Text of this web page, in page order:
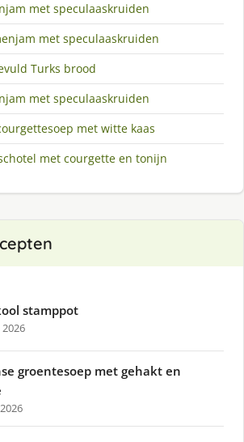
met speculaaskruiden
met speculaaskruiden
Turks brood
met speculaaskruiden
met witte kaas
met courgette en tonijn
stamppot
groentesoep met gehakt en